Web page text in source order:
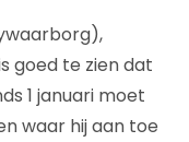
goed te zien dat
1 januari moet
waar hij aan toe